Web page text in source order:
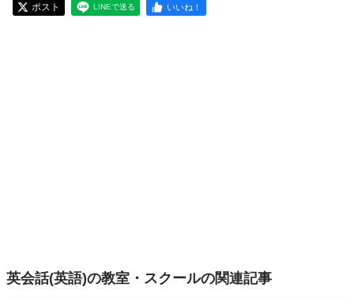
ポスト LINEで送る いいね！
英会話(英語)の教室・スクールの関連記事